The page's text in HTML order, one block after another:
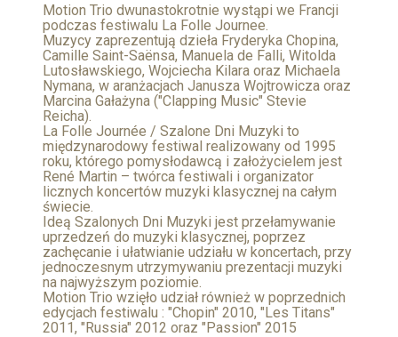
Motion Trio dwunastokrotnie wystąpi we Francji
podczas festiwalu La Folle Journee.
Muzycy zaprezentują dzieła Fryderyka Chopina,
Camille Saint-Saënsa, Manuela de Falli, Witolda
Lutosławskiego, Wojciecha Kilara oraz Michaela
Nymana, w aranżacjach Janusza Wojtrowicza oraz
Marcina Gałażyna ("Clapping Music" Stevie
Reicha).
La Folle Journée / Szalone Dni Muzyki to
międzynarodowy festiwal realizowany od 1995
roku, którego pomysłodawcą i założycielem jest
René Martin – twórca festiwali i organizator
licznych koncertów muzyki klasycznej na całym
świecie.
Ideą Szalonych Dni Muzyki jest przełamywanie
uprzedzeń do muzyki klasycznej, poprzez
zachęcanie i ułatwianie udziału w koncertach, przy
jednoczesnym utrzymywaniu prezentacji muzyki
na najwyższym poziomie.
Motion Trio wzięło udział również w poprzednich
edycjach festiwalu : "Chopin" 2010, "Les Titans"
2011, "Russia" 2012 oraz "Passion" 2015